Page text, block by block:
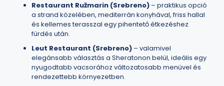
Restaurant Ružmarin (Srebreno) – praktikus opció
a strand közelében, mediterrán konyhával, friss hallal
és kellemes terasszal egy pihentető étkezéshez
fürdés után.
Leut Restaurant (Srebreno) – valamivel
elegánsabb választás a Sheratonon belül, ideális egy
nyugodtabb vacsorához változatosabb menüvel és
rendezettebb környezetben.